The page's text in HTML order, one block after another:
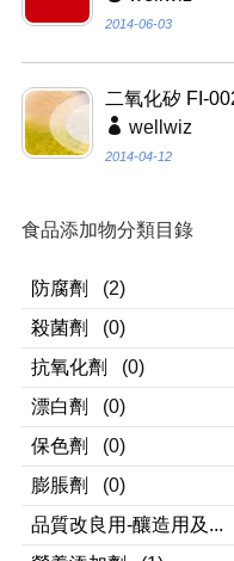
wellwiz
2014-04-12
防腐劑 (2)
抗氧化劑 (0)
漂白劑 (0)
保色劑 (0)
膨脹劑 (0)
品質改良用-釀造用及...
營養添加劑 (1)
著色劑 (7)